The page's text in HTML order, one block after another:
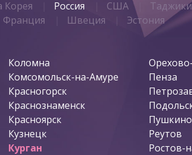
Корея Россия США
Франция Швеция Эстония
Коломна
Комсомольск-на-Амуре
Красногорск
Краснознаменск
Красноярск
Кузнецк
Курган
Пенза
Пушкино
Реутов
Ростов-